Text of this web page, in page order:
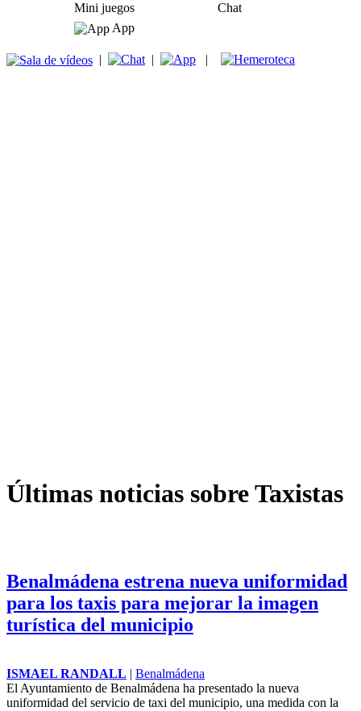
Mini juegos
Chat
App
| | |
Últimas noticias sobre Taxistas
Benalmádena estrena nueva uniformidad
para los taxis para mejorar la imagen
turística del municipio
ISMAEL RANDALL | Benalmádena
El Ayuntamiento de Benalmádena ha presentado la nueva
uniformidad del servicio de taxi del municipio, una medida con la